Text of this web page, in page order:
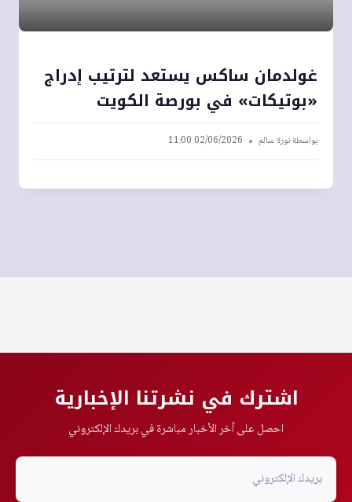
غولدمان ساكس يستعد لترتيب إدراج
«بوتيكات» في بورصة الكويت
بواسطةنورة سالم 02/06/2026 11:00
اشترك في نشرتنا الإخبارية
احصل على آخر الأخبار مباشرة في بريدك الإلكتروني